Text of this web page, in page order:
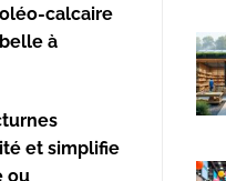
calcaire
à
et simplifie
ou